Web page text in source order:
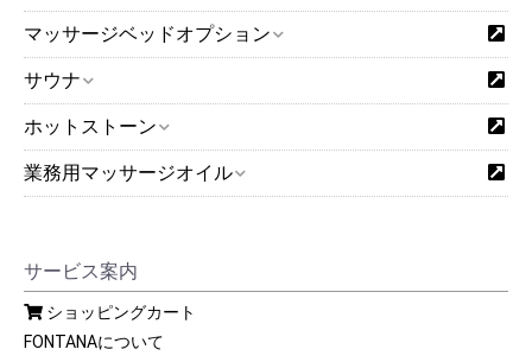
マッサージベッドオプション
サウナ
ホットストーン
業務用マッサージオイル
サービス案内
ショッピングカート
FONTANAについて